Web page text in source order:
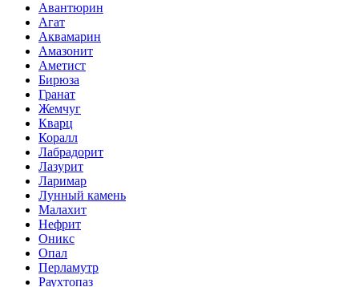
Авантюрин
Агат
Аквамарин
Амазонит
Аметист
Бирюза
Гранат
Жемчуг
Кварц
Коралл
Лабрадорит
Лазурит
Ларимар
Лунный камень
Малахит
Нефрит
Оникс
Опал
Перламутр
Раухтопаз